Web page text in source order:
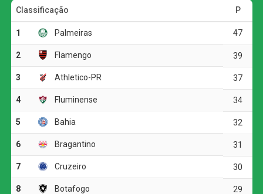
posse de bola, com 56%, mas encontrou dificuldades
para superar a defesa cuiabana. O time da casa adotou
uma postura mais retraída e apostou nos contra-ataques
para levar perigo.
A principal oportunidade da etapa inicial foi do Cuiabá.
Aos 12 minutos, Jean Dias recebeu na intermediária,
avançou até a entrada da área e acertou a trave direita do
goleiro Paulo Vitor. O Dragão respondeu aos 24 minutos,
bola desviou em Pepê.
Cruzeiro vence a Chapecoense e está nas